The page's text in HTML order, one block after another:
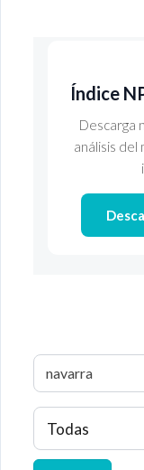
Índice
Descarga
análisis
Todas